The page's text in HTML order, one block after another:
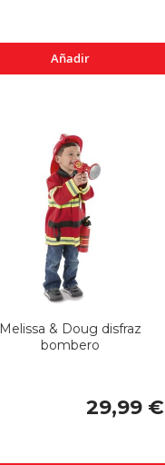
Añadir
Melissa & Doug disfraz
bombero
29,99 €